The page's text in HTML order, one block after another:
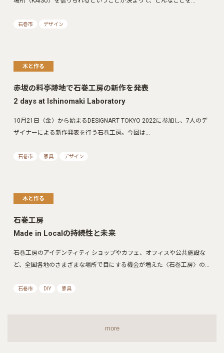
石巻市 デザイン
木と作る
赤坂の料亭跡地で石巻工房の新作を発表
2 days at Ishinomaki Laboratory
10月21日（金）から始まるDESIGNART TOKYO 2022に参加し、7人のデ
ザイナーによる新作発表を行う石巻工房。今回は…
石巻市 家具 デザイン
木と作る
石巻工房
Made in Localの持続性と未来
石巻工房のアイデンティティ ショップやカフェ、オフィスや公共施設な
ど、全国各地のさまざまな場所で目にする機会が増えた〈石巻工房〉の…
石巻市 DIY 家具
more